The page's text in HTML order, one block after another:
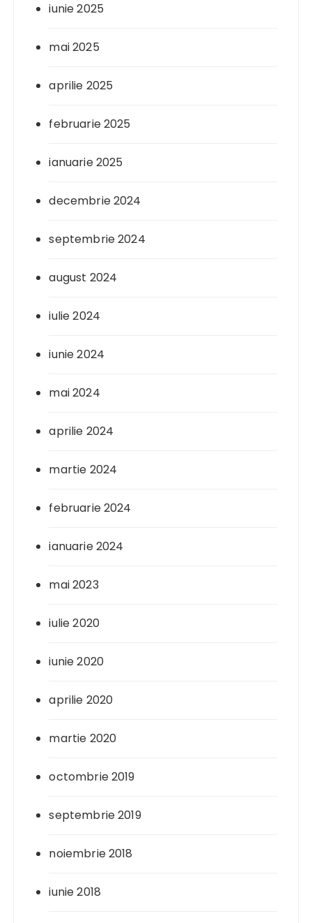
iunie 2025
mai 2025
aprilie 2025
februarie 2025
ianuarie 2025
decembrie 2024
septembrie 2024
august 2024
iulie 2024
iunie 2024
mai 2024
aprilie 2024
martie 2024
februarie 2024
ianuarie 2024
mai 2023
iulie 2020
iunie 2020
aprilie 2020
martie 2020
octombrie 2019
septembrie 2019
noiembrie 2018
iunie 2018